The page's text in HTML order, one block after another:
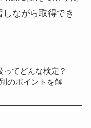
ながら取得でき
ってどんな検定？
のポイントを解